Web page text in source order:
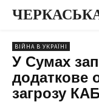
ВІЙНА В УКРАЇНІ
У Сумах
додаткове
загрозу